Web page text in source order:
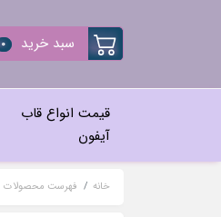
سبد خرید 0
قیمت انواع قاب
آیفون
خانه فهرست محصولات